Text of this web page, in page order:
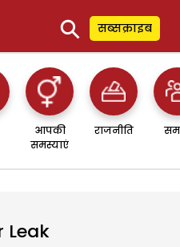
⚲ सब्सक्राइब
आपकी
समस्याएं
राजनीति
Leak